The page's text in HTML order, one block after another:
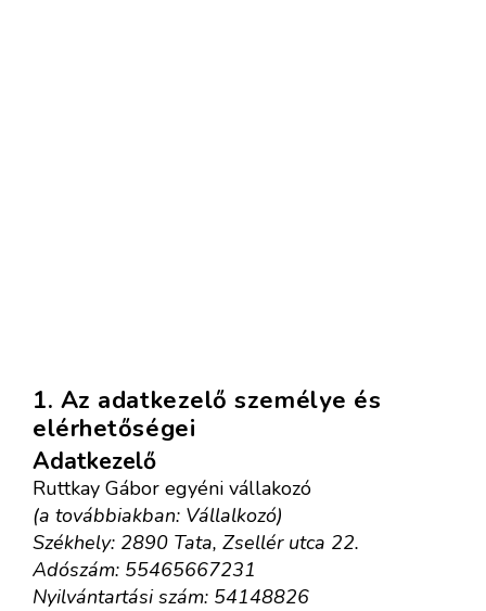
1. Az adatkezelő személye és
elérhetőségei
Adatkezelő
Ruttkay Gábor egyéni vállakozó
(a továbbiakban: Vállalkozó)
Székhely: 2890 Tata, Zsellér utca 22.
Adószám: 55465667231
Nyilvántartási szám: 54148826